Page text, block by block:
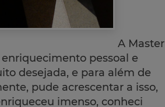
A Master
pessoal e
desejada, e para além de
pude acrescentar a isso,
imenso, conheci